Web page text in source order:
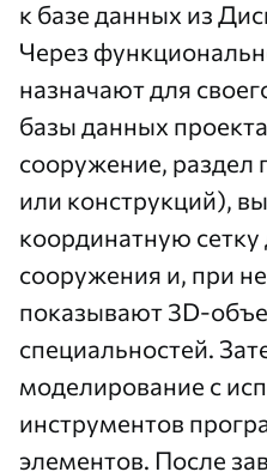
к базе данных из
Через
назначают для
базы данных
сооружение, раздел
или конструкций),
координатную сетку
сооружения и, при
показывают 3D-
специальностей.
моделирование с
инструментов
элементов. После